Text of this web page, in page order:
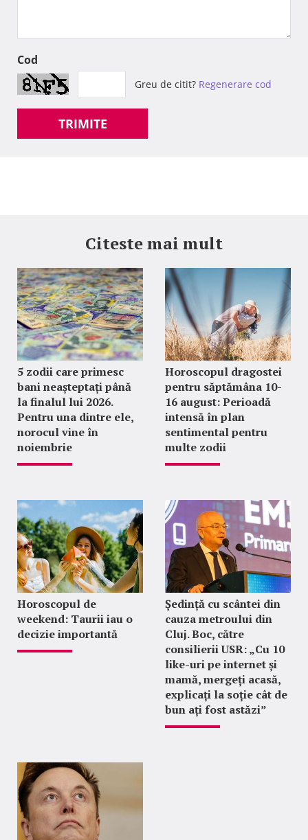
Cod
Greu de citit? Regenerare cod
TRIMITE
Citeste mai mult
5 zodii care primesc
bani neașteptați până
la finalul lui 2026.
Pentru una dintre ele,
norocul vine în
noiembrie
Horoscopul dragostei
pentru săptămâna 10-
16 august: Perioadă
intensă în plan
sentimental pentru
multe zodii
Horoscopul de
weekend: Taurii iau o
decizie importantă
Ședință cu scântei din
cauza metroului din
Cluj. Boc, către
consilierii USR: „Cu 10
like-uri pe internet și
mamă, mergeți acasă,
explicați la soție cât de
bun ați fost astăzi”